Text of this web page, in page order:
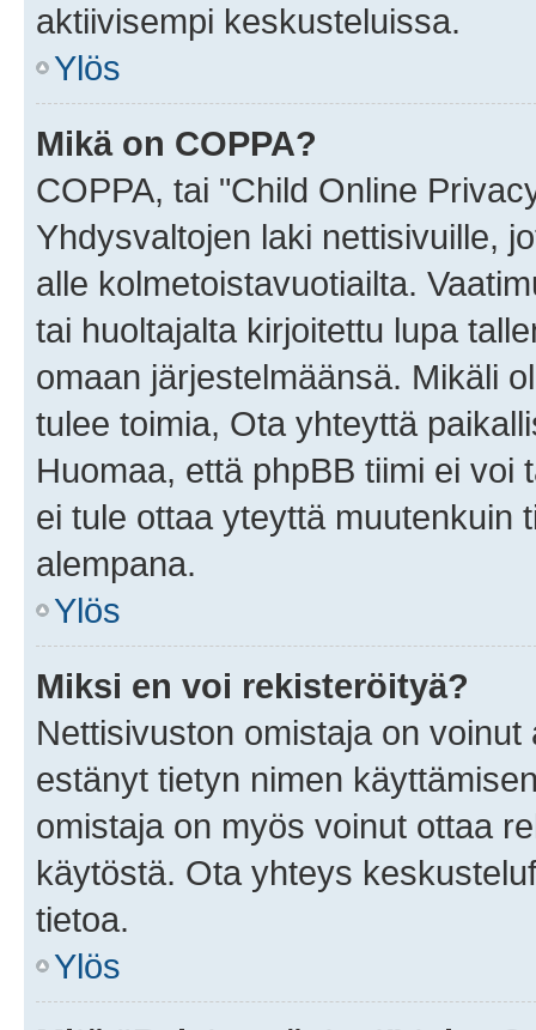
aktiivisempi keskusteluissa.
Ylös
Mikä on COPPA?
COPPA, tai "Child Online
Yhdysvaltojen laki nettisivuille,
alle kolmetoistavuotiailta.
tai huoltajalta kirjoitettu lupa
omaan järjestelmäänsä. Mikäli
tulee toimia, Ota yhteyttä
Huomaa, että phpBB tiimi ei
ei tule ottaa yteyttä muutenkuin
alempana.
Ylös
Miksi en voi rekisteröityä?
Nettisivuston omistaja on
estänyt tietyn nimen
omistaja on myös voinut ottaa
käytöstä. Ota yhteys
tietoa.
Ylös